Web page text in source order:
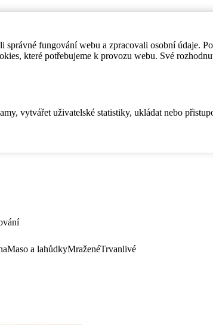
fungování webu a zpracovali osobní údaje.
které potřebujeme k provozu webu. Své
vytvářet uživatelské statistiky, ukládat nebo
Maso a lahůdkyMraženéTrvanlivé